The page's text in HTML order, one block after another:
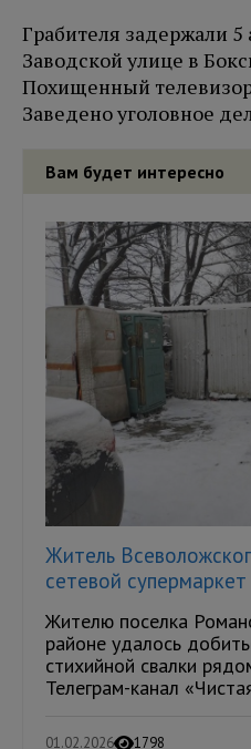
Грабителя задержали 5
Заводской улице в
Похищенный
Заведено уголовное
Вам будет интересно
Житель
сетевой супермаркет
Жителю поселка
районе удалось
стихийной свалки
Телеграм-канал
01.02.2026 1798